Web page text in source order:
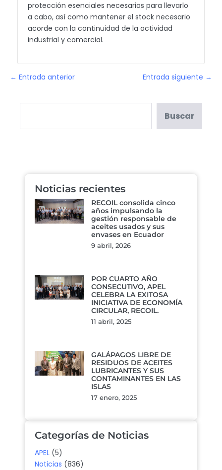
protección esenciales necesarios para llevarlo
a cabo, así como mantener el stock necesario
acorde con la continuidad de la actividad
industrial y comercial.
← Entrada anterior Entrada siguiente →
Buscar
Noticias recientes
RECOIL consolida cinco
años impulsando la
gestión responsable de
aceites usados y sus
envases en Ecuador
9 abril, 2026
POR CUARTO AÑO
CONSECUTIVO, APEL
CELEBRA LA EXITOSA
INICIATIVA DE ECONOMÍA
CIRCULAR, RECOIL.
11 abril, 2025
GALÁPAGOS LIBRE DE
RESIDUOS DE ACEITES
LUBRICANTES Y SUS
CONTAMINANTES EN LAS
ISLAS
17 enero, 2025
Categorías de Noticias
APEL (5)
Noticias (836)